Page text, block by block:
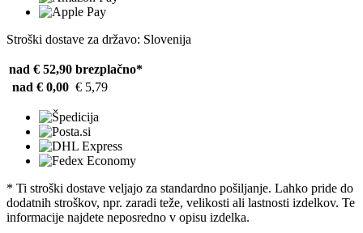
Stroški dostave za državo: Slovenija
nad € 52,90 brezplačno*
nad € 0,00 € 5,79
* Ti stroški dostave veljajo za standardno pošiljanje. Lahko pride do
dodatnih stroškov, npr. zaradi teže, velikosti ali lastnosti izdelkov. Te
informacije najdete neposredno v opisu izdelka.